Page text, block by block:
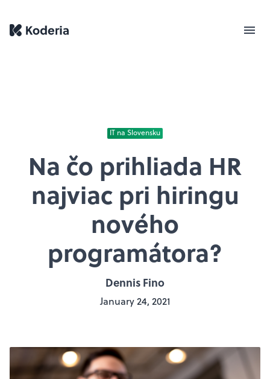
IT na Slovensku
Na čo prihliada HR
najviac pri hiringu
nového
programátora?
Dennis Fino
January 24, 2021